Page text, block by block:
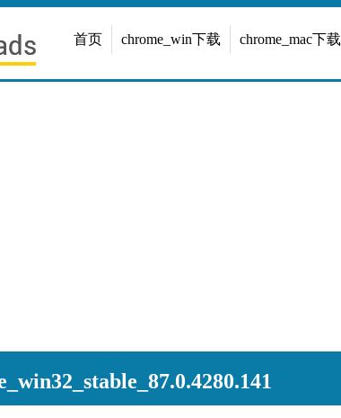
首页 chrome_win下载 chrome_mac下载